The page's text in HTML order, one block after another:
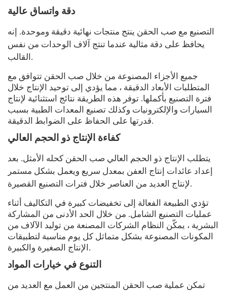
دقة واتساق عالية
التصنيع مع صب الحقن ينتج منتجات نهائية دقيقة وموحدة. إنه
يحافظ على دقة مثالية عندما تنتج آلاف الوحدات من نفس
القالب.
جميع الأجزاء المصنوعة من خلال صب الحقن تتوافق مع
المتطلبات الأبعاد الدقيقة ، مما يؤدي إلى توحيد الإنتاج خلال
فترة التصنيع بأكملها. توفر هذه الطريقة نتائج استثنائية لإنتاج
السيارات والإلكترونيات وكذلك تصنيع المعدات الطبية بسبب
قدرتها على الحفاظ على الضوابط الدقيقة.
كفاءة الإنتاج ذو الحجم العالي
يتطلب الإنتاج ذو الحجم العالي صب الحقن كحله الأمثل. بعد
إعداد عائدات إنتاج العفن بمعدل سريع ويعمل بشكل مستمر
لإنتاج العديد من العناصر خلال فترات التصنيع القصيرة.
تؤدي الطبيعة الفعالة إلى تخفيضات كبيرة في التكاليف أثناء
عمليات التصنيع الشامل. من خلال الحد الأدنى من المشاركة
البشرية ، يمكّن النظام الشركات المصنعة من توليد الآلاف من
المكونات المصنوعة بشكل متماثل كل يوم مناسبة لتطبيقات
الإنتاج الصغيرة والكبيرة.
التنوع في خيارات المواد
تمكن عملية صب الحقن المنتجين من العمل مع العديد من